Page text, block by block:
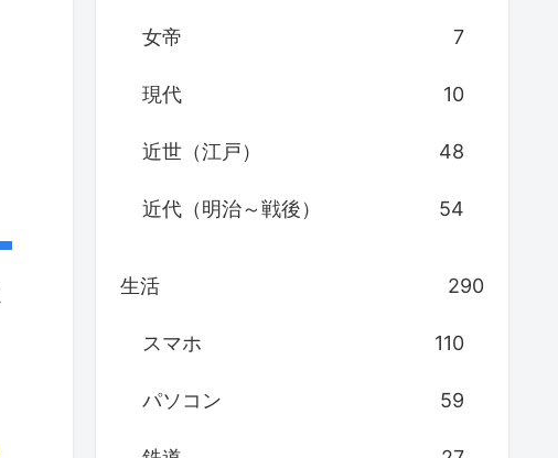
女帝 7
現代 10
近世（江戸） 48
近代（明治～戦後） 54
生活 290
スマホ 110
パソコン 59